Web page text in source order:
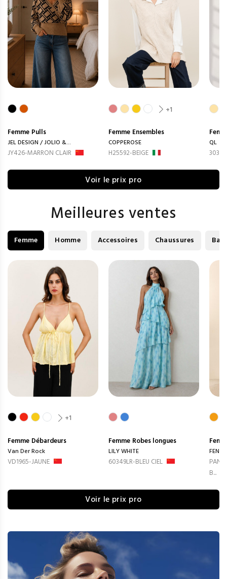
Femme Pulls
JEL DESIGN / JOLIO &...
JY426-MARRON CLAIR
+1
Femme Ensembles
COPPEROSE
H25592-BEIGE
QL
3035-
Voir le prix pro
Meilleures ventes
Femme Homme Accessoires Chaussures
+1
Femme Débardeurs
Van Der Rock
VD1965-JAUNE
Femme Robes longues
LILY WHITE
60349LR-BLEU CIEL
B...
Voir le prix pro